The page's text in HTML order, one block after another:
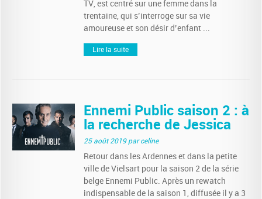
TV, est centré sur une femme dans la
trentaine, qui s’interroge sur sa vie
amoureuse et son désir d’enfant ...
Lire la suite
Ennemi Public saison 2 : à
la recherche de Jessica
25 août 2019par celine
Retour dans les Ardennes et dans la petite
ville de Vielsart pour la saison 2 de la série
belge Ennemi Public. Après un rewatch
indispensable de la saison 1, diffusée il y a 3